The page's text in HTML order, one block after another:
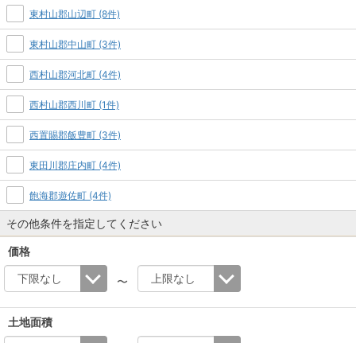
東村山郡山辺町 (8件)
東村山郡中山町 (3件)
西村山郡河北町 (4件)
西村山郡西川町 (1件)
西置賜郡飯豊町 (3件)
東田川郡庄内町 (4件)
飽海郡遊佐町 (4件)
その他条件を指定してください
価格
〜
土地面積